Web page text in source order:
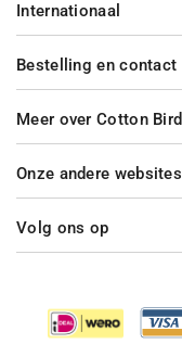
Bestelling en contact
Meer over Cotton Bird
Internationaal
Onze andere websites
Volg ons op